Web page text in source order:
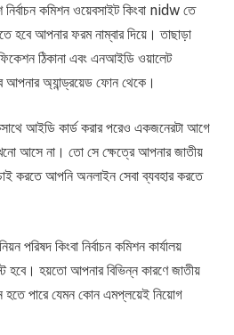
কমিশন ওয়েবসাইট কিংবা nidw তে
হবে আপনার ফরম নাম্বার দিয়ে। তাছাড়া
ঠিকানা এবং এনআইডি ওয়ালেট
অ্যান্ড্রয়েড ফোন থেকে।
আইডি কার্ড করার পরেও একজনেরটা আগে
আসে না। তো সে ক্ষেত্রে আপনার জাতীয়
করতে আপনি অনলাইন সেবা ব্যবহার করতে
পরিষদ কিংবা নির্বাচন কমিশন কার্যালয়
হবে। হয়তো আপনার বিভিন্ন কারণে জাতীয়
হতে পারে যেমন কোন এমপ্লয়েই নিয়োগ